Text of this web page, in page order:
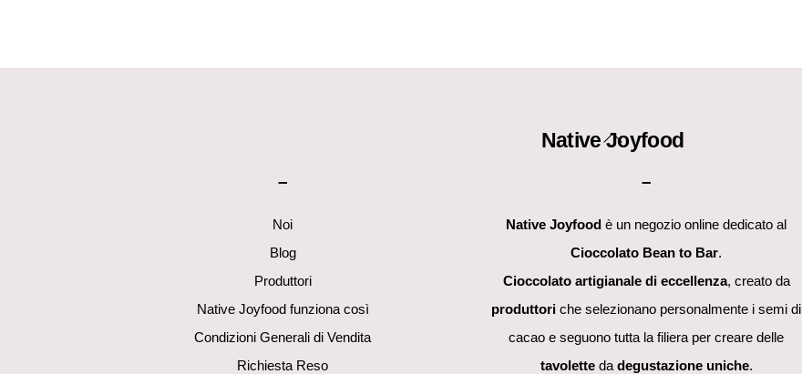
Back
Native Joyfood
–
Noi
Blog
Produttori
Native Joyfood funziona così
Condizioni Generali di Vendita
Richiesta Reso
–
Native Joyfood è un negozio online dedicato al
Cioccolato Bean to Bar.
Cioccolato artigianale di eccellenza, creato da
produttori che selezionano personalmente i semi di
cacao e seguono tutta la filiera per creare delle
tavoletteda degustazione uniche.